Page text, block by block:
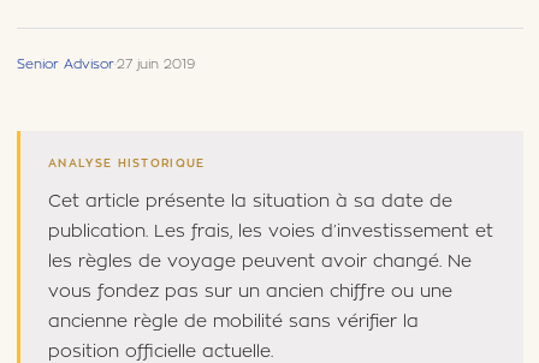
Senior Advisor·27 juin 2019
ANALYSE HISTORIQUE
Cet article présente la situation à sa date de
publication. Les frais, les voies d’investissement et
les règles de voyage peuvent avoir changé. Ne
vous fondez pas sur un ancien chiffre ou une
ancienne règle de mobilité sans vérifier la
position officielle actuelle.